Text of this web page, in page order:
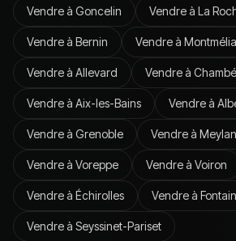
Vendre à Goncelin Vendre à La
Vendre à Bernin Vendre à
Vendre à Allevard Vendre à
Vendre à Aix-les-Bains Vendre à
Vendre à Grenoble Vendre à Meylan
Vendre à Voreppe Vendre à Voiron
Vendre à Échirolles Vendre à
Vendre à Seyssinet-Pariset